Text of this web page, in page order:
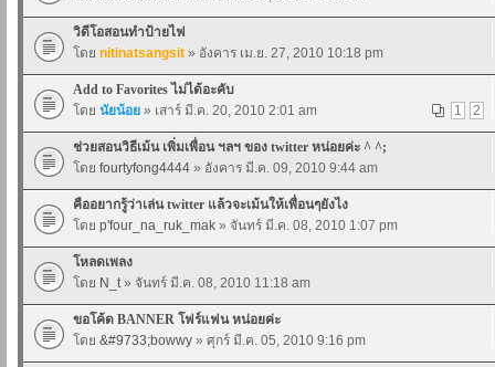
วิดีโอสอนทำป้ายไฟ
โดย nitinatsangsit » อังคาร เม.ย. 27, 2010 10:18 pm
Add to Favorites ไม่ได้อะคับ
1
2
โดย นัยน้อย » เสาร์ มี.ค. 20, 2010 2:01 am
ช่วยสอนวิธีเม้น เพิ่มเพื่อน ฯลฯ ของ twitter หน่อยค่ะ ^ ^;
โดย fourtyfong4444 » อังคาร มี.ค. 09, 2010 9:44 am
คืออยากรู้ว่าเล่น twitter แล้วจะเม้นให้เพื่อนๆยังไง
โดย p'four_na_ruk_mak » จันทร์ มี.ค. 08, 2010 1:07 pm
โหลดเพลง
โดย N_t» จันทร์ มี.ค. 08, 2010 11:18 am
ขอโค้ด BANNER โฟร์แฟน หน่อยค่ะ
โดย &#9733;bowwy » ศุกร์ มี.ค. 05, 2010 9:16 pm